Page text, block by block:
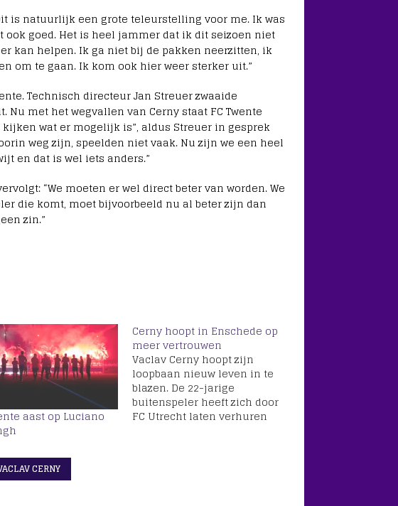
is natuurlijk een grote teleurstelling voor me. Ik was
goed. Het is heel jammer dat ik dit seizoen niet
kan helpen. Ik ga niet bij de pakken neerzitten, ik
om te gaan. Ik kom ook hier weer sterker uit.”
Technisch directeur Jan Streuer zwaaide
met het wegvallen van Cerny staat FC Twente
wat er mogelijk is”, aldus Streuer in gesprek
weg zijn, speelden niet vaak. Nu zijn we een heel
en dat is wel iets anders.”
“We moeten er wel direct beter van worden. We
die komt, moet bijvoorbeeld nu al beter zijn dan
zin.”
aast op Luciano
Cerny hoopt in Enschede op
meer vertrouwen
Vaclav Cerny hoopt zijn
loopbaan nieuw leven in te
blazen. De 22-jarige
buitenspeler heeft zich door
FC Utrecht laten verhuren
CERNY